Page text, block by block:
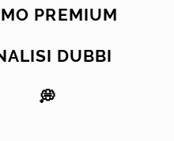
PREMIUM
DUBBI
💭